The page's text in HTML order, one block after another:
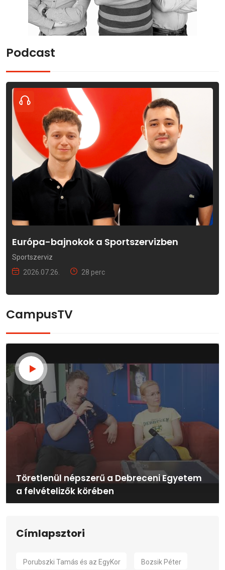
Podcast
Európa-bajnokok a Sportszervizben
Sportszerviz
2026.07.26.
28 perc
CampusTV
Töretlenül népszerű a Debreceni Egyetem
a felvételizők körében
Címlapsztori
Porubszki Tamás és az EgyKor Bozsik Péter